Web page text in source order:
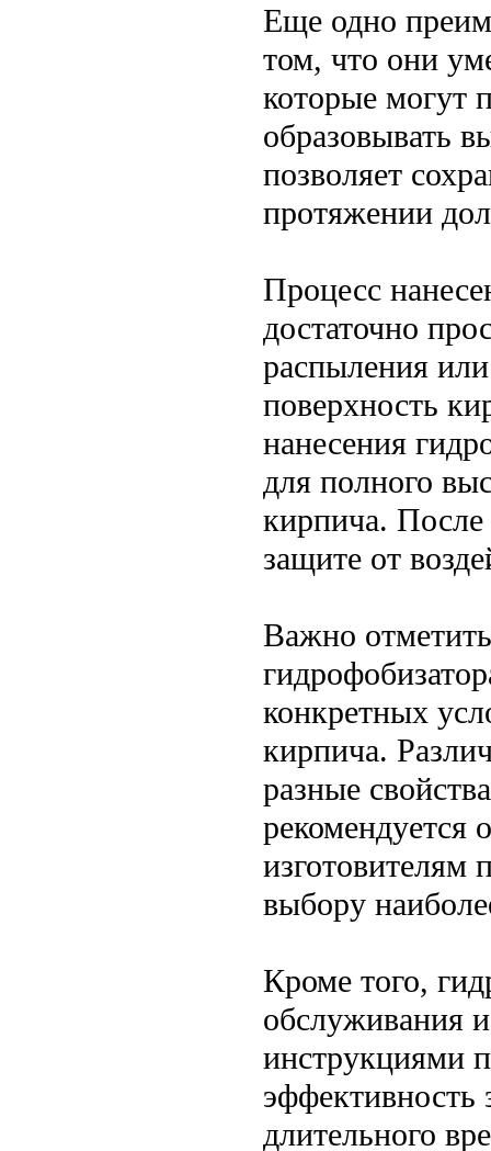
Еще одно
том, что они
которые могут
образовывать
позволяет
протяжении
Процесс
достаточно
распыления
поверхность
нанесения
для полного
кирпича. После
защите от
Важно
конкретных
кирпича.
разные
рекомендуется
изготовителям
выбору
Кроме того,
обслуживания
инструкциями
эффективность
длительного